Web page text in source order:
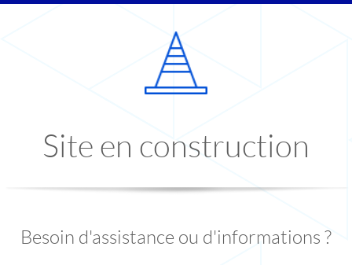
Site en construction
Besoin d'assistance ou d'informations ?